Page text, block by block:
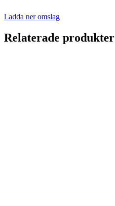
Ladda ner omslag
Relaterade produkter